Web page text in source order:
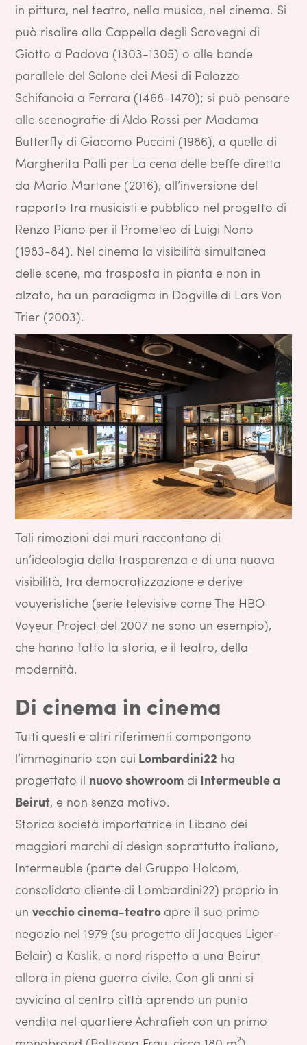
in pittura, nel teatro, nella musica, nel cinema. Si
può risalire alla Cappella degli Scrovegni di
Giotto a Padova (1303-1305) o alle bande
parallele del Salone dei Mesi di Palazzo
Schifanoia a Ferrara (1468-1470); si può pensare
alle scenografie di Aldo Rossi per Madama
Butterfly di Giacomo Puccini (1986), a quelle di
Margherita Palli per La cena delle beffe diretta
da Mario Martone (2016), all’inversione del
rapporto tra musicisti e pubblico nel progetto di
Renzo Piano per il Prometeo di Luigi Nono
(1983-84). Nel cinema la visibilità simultanea
delle scene, ma trasposta in pianta e non in
alzato, ha un paradigma in Dogville di Lars Von
Trier (2003).
Tali rimozioni dei muri raccontano di
un’ideologia della trasparenza e di una nuova
visibilità, tra democratizzazione e derive
vouyeristiche (serie televisive come The HBO
Voyeur Project del 2007 ne sono un esempio),
che hanno fatto la storia, e il teatro, della
modernità.
Di cinema in cinema
Tutti questi e altri riferimenti compongono
l’immaginario con cui Lombardini22 ha
progettato il nuovo showroomdi Intermeuble a
Beirut, e non senza motivo.
Storica società importatrice in Libano dei
maggiori marchi di design soprattutto italiano,
Intermeuble (parte del Gruppo Holcom,
consolidato cliente di Lombardini22) proprio in
un vecchio cinema-teatro apre il suo primo
negozio nel 1979 (su progetto di Jacques Liger-
Belair) a Kaslik, a nord rispetto a una Beirut
allora in piena guerra civile. Con gli anni si
avvicina al centro città aprendo un punto
vendita nel quartiere Achrafieh con un primo